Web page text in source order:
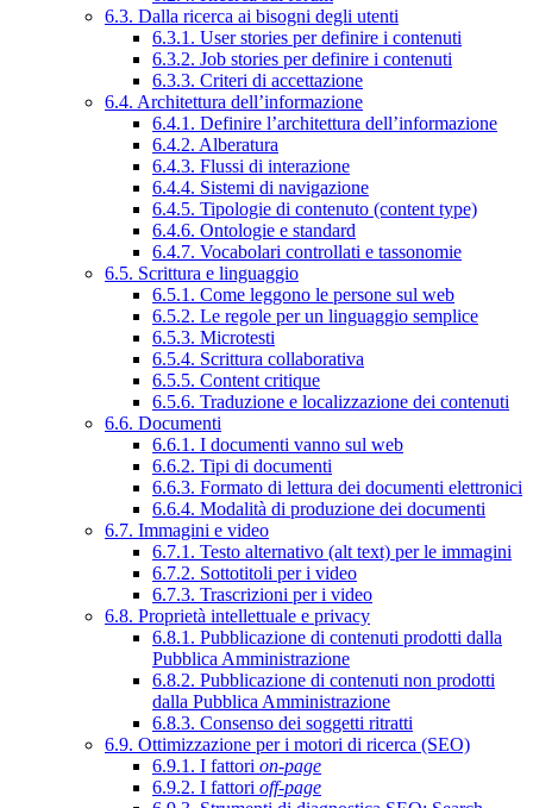
6.3. Dalla ricerca ai bisogni degli utenti
6.3.1. User stories per definire i contenuti
6.3.2. Job stories per definire i contenuti
6.3.3. Criteri di accettazione
6.4. Architettura dell’informazione
6.4.1. Definire l’architettura dell’informazione
6.4.2. Alberatura
6.4.3. Flussi di interazione
6.4.4. Sistemi di navigazione
6.4.5. Tipologie di contenuto (content type)
6.4.6. Ontologie e standard
6.4.7. Vocabolari controllati e tassonomie
6.5. Scrittura e linguaggio
6.5.1. Come leggono le persone sul web
6.5.2. Le regole per un linguaggio semplice
6.5.3. Microtesti
6.5.4. Scrittura collaborativa
6.5.5. Content critique
6.5.6. Traduzione e localizzazione dei contenuti
6.6. Documenti
6.6.1. I documenti vanno sul web
6.6.2. Tipi di documenti
6.6.3. Formato di lettura dei documenti elettronici
6.6.4. Modalità di produzione dei documenti
6.7. Immagini e video
6.7.1. Testo alternativo (alt text) per le immagini
6.7.2. Sottotitoli per i video
6.7.3. Trascrizioni per i video
6.8. Proprietà intellettuale e privacy
6.8.1. Pubblicazione di contenuti prodotti dalla
Pubblica Amministrazione
6.8.2. Pubblicazione di contenuti non prodotti
dalla Pubblica Amministrazione
6.8.3. Consenso dei soggetti ritratti
6.9. Ottimizzazione per i motori di ricerca (SEO)
6.9.1. I fattori on-page
6.9.2. I fattori off-page